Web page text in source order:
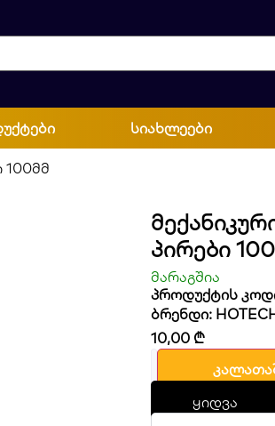
სიახლეები
100მმ
Პირები
მარაგშია
პროდუქტის
ბრენდი:
10,00 ₾
ყიდვა